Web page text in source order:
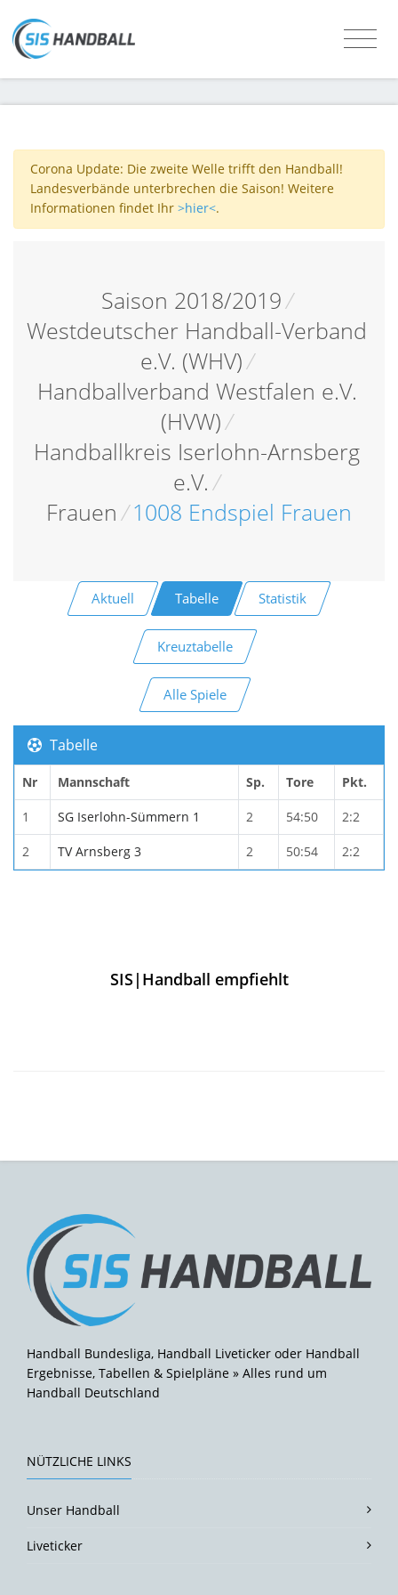
Corona Update: Die zweite Welle trifft den Handball!
Landesverbände unterbrechen die Saison! Weitere
Informationen findet Ihr >hier<.
Saison 2018/2019/
Westdeutscher Handball-Verband
e.V. (WHV)/
Handballverband Westfalen e.V.
(HVW)/
Handballkreis Iserlohn-Arnsberg
e.V. /
Frauen/1008 Endspiel Frauen
Aktuell Tabelle Statistik
Kreuztabelle
Alle Spiele
Tabelle
Nr Mannschaft Sp. Tore Pkt.
1 SG Iserlohn-Sümmern 1 2 54:50 2:2
2 TV Arnsberg 3 2 50:54 2:2
SIS|Handball empfiehlt
Handball Bundesliga, Handball Liveticker oder Handball
Ergebnisse, Tabellen & Spielpläne » Alles rund um
Handball Deutschland
NÜTZLICHE LINKS
Unser Handball
Liveticker